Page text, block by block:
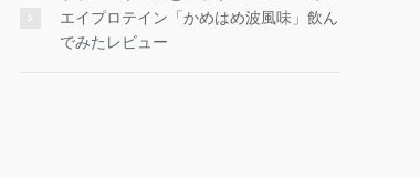
エイプロテイン「かめはめ波風味」飲ん
でみたレビュー